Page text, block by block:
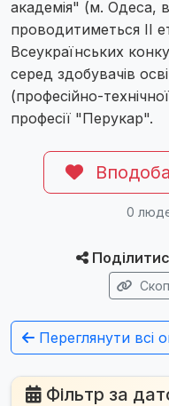
академія" (м. Одеса,
проводитиметься II
Всеукраїнських
серед здобувачів
(професійно-
професії "Перукар".
0
Переглянути всі
Фільтр за